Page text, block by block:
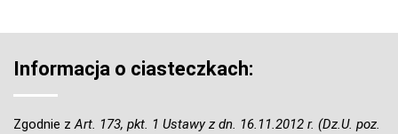
Informacja o ciasteczkach:
Zgodnie z Art. 173, pkt. 1 Ustawy z dn. 16.11.2012 r. (Dz.U. poz.